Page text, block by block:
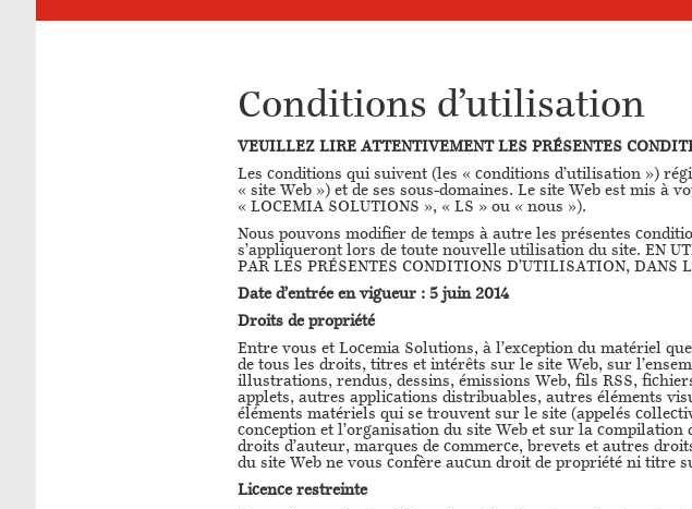
Conditions d’utilisation
VEUILLEZ LIRE ATTENTIVEMENT LES PRÉSENTES
Les conditions qui suivent (les « conditions d’utilisation »)
« site Web ») et de ses sous-domaines. Le site Web est mis à
« LOCEMIA SOLUTIONS », « LS » ou « nous »).
Nous pouvons modifier de temps à autre les présentes
s’appliqueront lors de toute nouvelle utilisation du site. EN
PAR LES PRÉSENTES CONDITIONS D’UTILISATION,
Date d’entrée en vigueur : 5 juin 2014
Droits de propriété
Entre vous et Locemia Solutions, à l’exception du matériel
de tous les droits, titres et intérêts sur le site Web, sur
illustrations, rendus, dessins, émissions Web, fils RSS,
applets, autres applications distribuables, autres éléments
éléments matériels qui se trouvent sur le site (appelés
conception et l’organisation du site Web et sur la
droits d’auteur, marques de commerce, brevets et autres
du site Web ne vous confère aucun droit de propriété ni titre
Licence restreinte